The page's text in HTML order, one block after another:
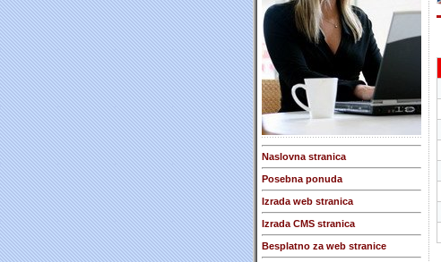
Naslovna stranica
Posebna ponuda
Izrada web stranica
Izrada CMS stranica
Besplatno za web stranice